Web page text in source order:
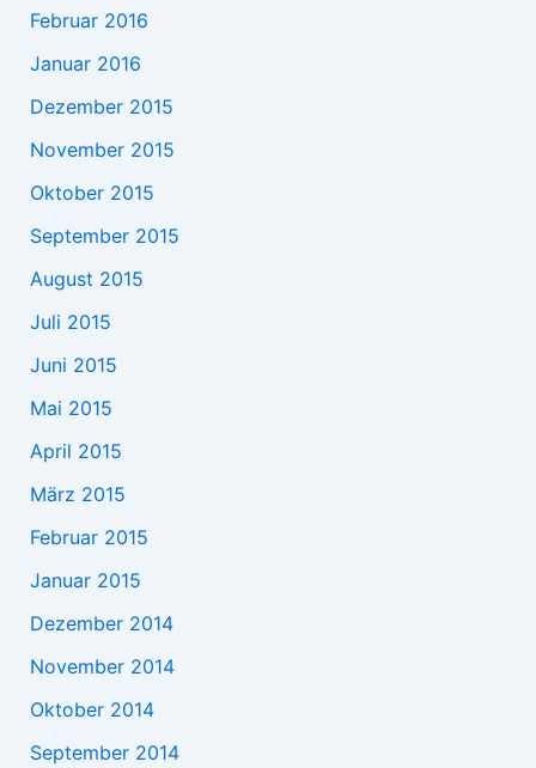
Februar 2016
Januar 2016
Dezember 2015
November 2015
Oktober 2015
September 2015
August 2015
Juli 2015
Juni 2015
Mai 2015
April 2015
März 2015
Februar 2015
Januar 2015
Dezember 2014
November 2014
Oktober 2014
September 2014